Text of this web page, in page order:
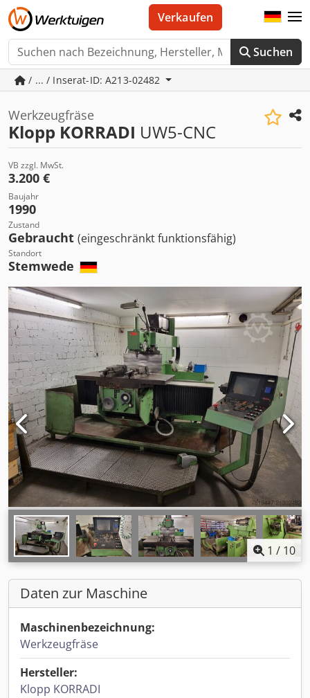
Suchen
Verkaufen
/ ... / Inserat-ID: A213-02482
Werkzeugfräse
Klopp KORRADI UW5-CNC
VB zzgl. MwSt.
3.200 €
Baujahr
1990
Zustand
Gebraucht (eingeschränkt funktionsfähig)
Standort
Stemwede
1 / 10
Daten zur Maschine
Maschinenbezeichnung:
Werkzeugfräse
Hersteller:
Klopp KORRADI